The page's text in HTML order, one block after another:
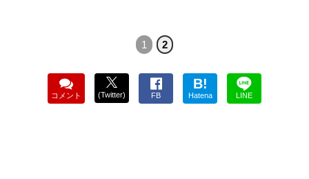
1 2
コメント (Twitter) FB
B!
Hatena LINE